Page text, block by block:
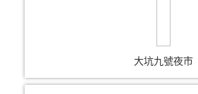
大坑九號夜市